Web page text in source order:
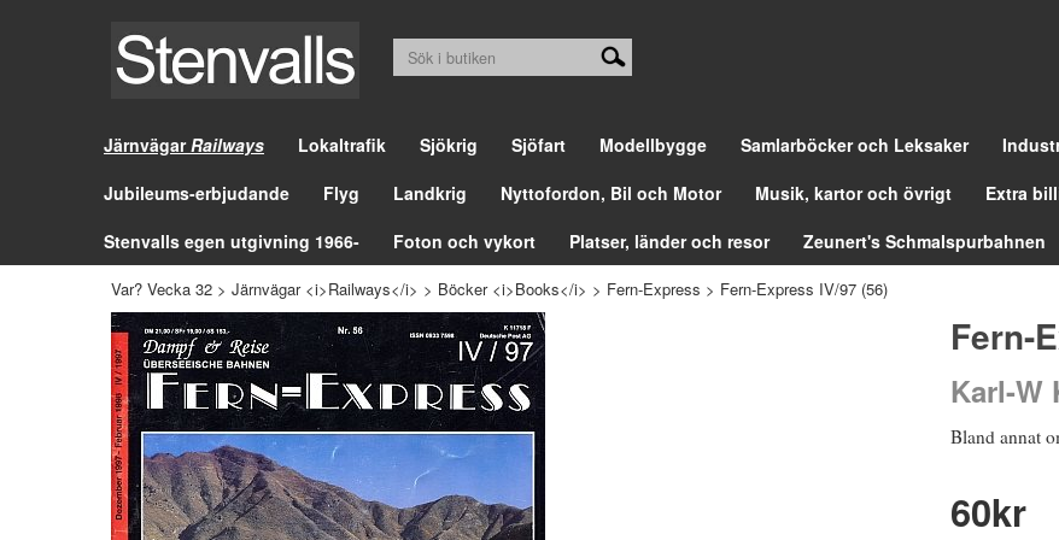
JärnvägarRailways Lokaltrafik Sjökrig Sjöfart Modellbygge Samlarböcker och Leksaker
Jubileums-erbjudande
Flyg Landkrig Nyttofordon, Bil och Motor Musik, kartor och övrigt Extra
Stenvalls egen utgivning 1966-
Foton och vykort Platser, länder och resor Zeunert's Schmalspurbahnen
Var? Vecka 32 > Järnvägar <i>Railways</i> > Böcker <i>Books</i> > Fern-Express > Fern-Express IV/97 (56)
Fern-
Karl-W
Bland annat
60kr